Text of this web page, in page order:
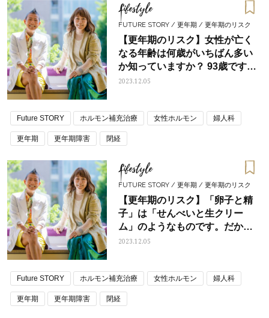
ママとパパに贈る「ジェンダーレ
ス学」
人気の40代髪型・ヘア
Lifestyle
FUTURE STORY / 更年期 / 更年期のリスク
【更年期のリスク】女性が亡く
なる年齢は何歳がいちばん多い
か知っていますか？ 93歳です。
〈対談〉産婦人科医・高尾美穂
2023.12.05
Future STORY ホルモン補充治療 女性ホルモン 婦人科
更年期 更年期障害 閉経
Lifestyle
FUTURE STORY / 更年期 / 更年期のリスク
【更年期のリスク】「卵子と精
子」は「せんべいと生クリー
ム」のようなものです。だか
ら……〈対談〉産婦人科医・高
2023.12.05
Future STORY ホルモン補充治療 女性ホルモン 婦人科
更年期 更年期障害 閉経